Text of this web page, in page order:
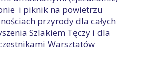
i piknik na powietrzu
przyrody dla całych
Szlakiem Tęczy i dla
Warsztatów